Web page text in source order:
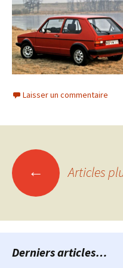
Laisser un commentaire
des
articles
← Articles
Derniers articles…